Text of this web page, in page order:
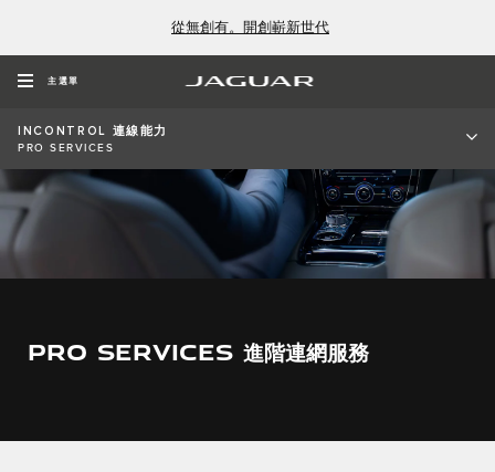
從無創有。開創嶄新世代
主選單
INCONTROL 連線能力
PRO SERVICES
PRO SERVICES 進階連網服務